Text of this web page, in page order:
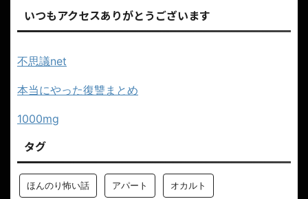
いつもアクセスありがとうございます
不思議net
本当にやった復讐まとめ
1000mg
タグ
ほんのり怖い話 アパート オカルト